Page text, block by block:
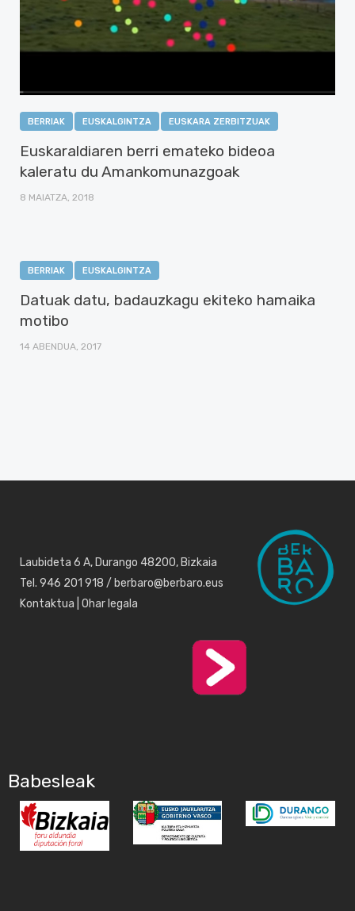
BERRIAK EUSKALGINTZA EUSKARA ZERBITZUAK
Euskaraldiaren berri emateko bideoa
kaleratu du Amankomunazgoak
8 MAIATZA, 2018
BERRIAK EUSKALGINTZA
Datuak datu, badauzkagu ekiteko hamaika
motibo
14 ABENDUA, 2017
Laubideta 6 A, Durango 48200, Bizkaia
Tel. 946 201 918 / berbaro@berbaro.eus
Kontaktua Ohar legala
Babesleak